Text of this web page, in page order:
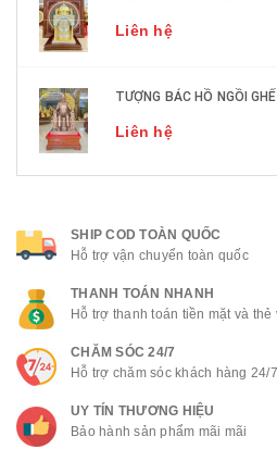
Liên hệ
TƯỢNG BÁC HỒ NGỒI
Liên hệ
SHIP COD TOÀN QUỐC
Hỗ trợ vận chuyển toàn quốc
THANH TOÁN NHANH
Hỗ trợ thanh toán tiền mặt và
CHĂM SÓC 24/7
Hỗ trợ chăm sóc khách hàng
UY TÍN THƯƠNG HIỆU
Bảo hành sản phẩm mãi mãi